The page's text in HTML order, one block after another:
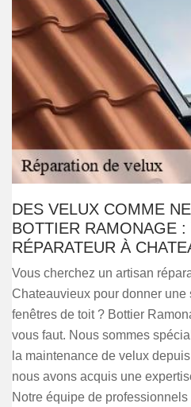
DES VELUX COMME
BOTTIER RAMONAGE :
RÉPARATEUR À
Vous cherchez un artisan
Chateauvieux pour donner
fenêtres de toit ? Bottier
vous faut. Nous sommes
la maintenance de velux
nous avons acquis une
Notre équipe de